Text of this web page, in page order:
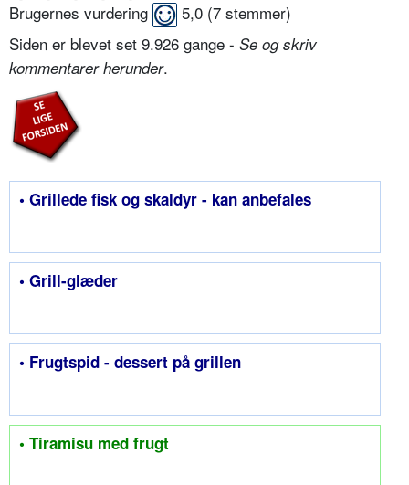
Brugernes vurdering 5,0 (7 stemmer)
Siden er blevet set 9.926 gange - Se og skriv
kommentarer herunder.
• Grillede fisk og skaldyr - kan anbefales
• Grill-glæder
• Frugtspid - dessert på grillen
• Tiramisu med frugt